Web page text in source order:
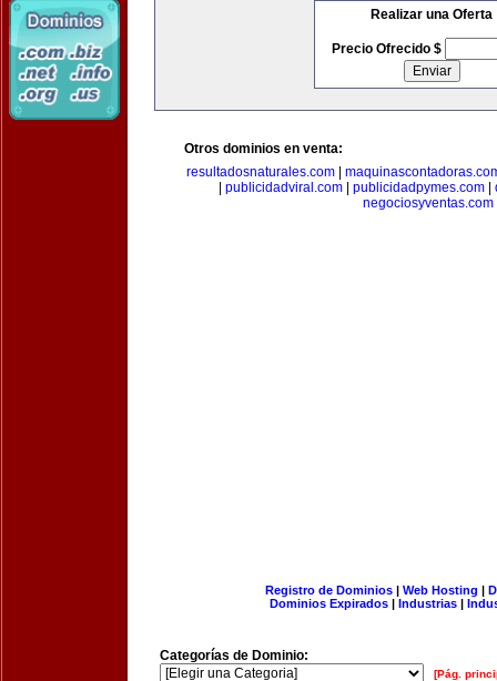
Realizar una Oferta
Precio Ofrecido $
Otros dominios en venta:
resultadosnaturales.com|
publicidadviral.com publicidadpymes.com
negociosyventas.com
Registro de Dominios| Web Hosting |
Dominios Expirados | Industrias |
Categorías de Dominio:
[Pág.